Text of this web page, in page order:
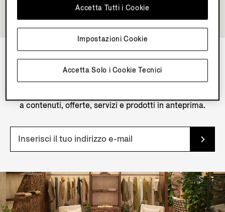
NEWSLETTER
a contenuti, offerte, servizi e prodotti in anteprima.
Accetta Solo i Cookie Tecnici
Accetta Tutti i Cookie
Impostazioni Cookie